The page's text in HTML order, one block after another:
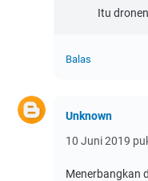
Itu
Balas
Unknown
10 Juni 2019
Menerbangkan